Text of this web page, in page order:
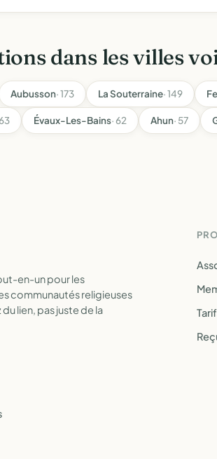
dans les villes
Aubusson· 173 La Souterraine· 149
Évaux-Les-Bains· 62 Ahun· 57
en-un pour les
communautés religieuses
lien, pas juste de la